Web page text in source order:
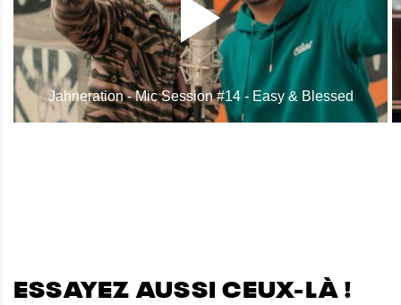
Jahneration - Mic Session #14 - Easy & Blessed
ESSAYEZ AUSSI CEUX-LÀ !